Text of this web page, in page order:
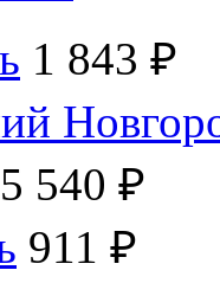
1 843 ₽
5 540 ₽
911 ₽